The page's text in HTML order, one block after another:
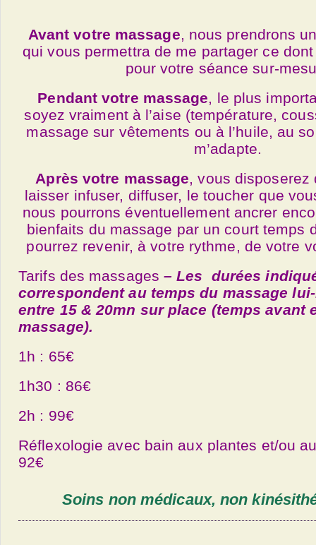
Avant votre massage, nous prendrons
qui vous permettra de me partager ce
pour votre séance sur-
Pendant votre massage, le plus
soyez vraiment à l’aise (température,
massage sur vêtements ou à l’huile, au
m’adapte.
Après votre massage, vous disposerez
laisser infuser, diffuser, le toucher que
nous pourrons éventuellement ancrer
bienfaits du massage par un court temps
pourrez revenir, à votre rythme, de votre
Tarifs des massages – Les durées
correspondent au temps du massage
entre 15 & 20mn sur place (temps avant
massage).
1h : 65€
1h30 : 86€
2h : 99€
Réflexologie avec bain aux plantes et/ou
92€
Soins non médicaux, non